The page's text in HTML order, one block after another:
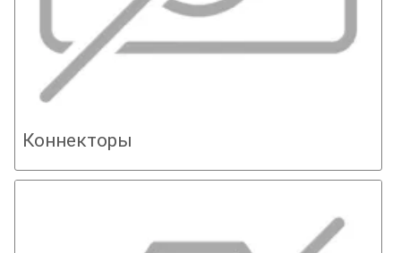
Коннекторы